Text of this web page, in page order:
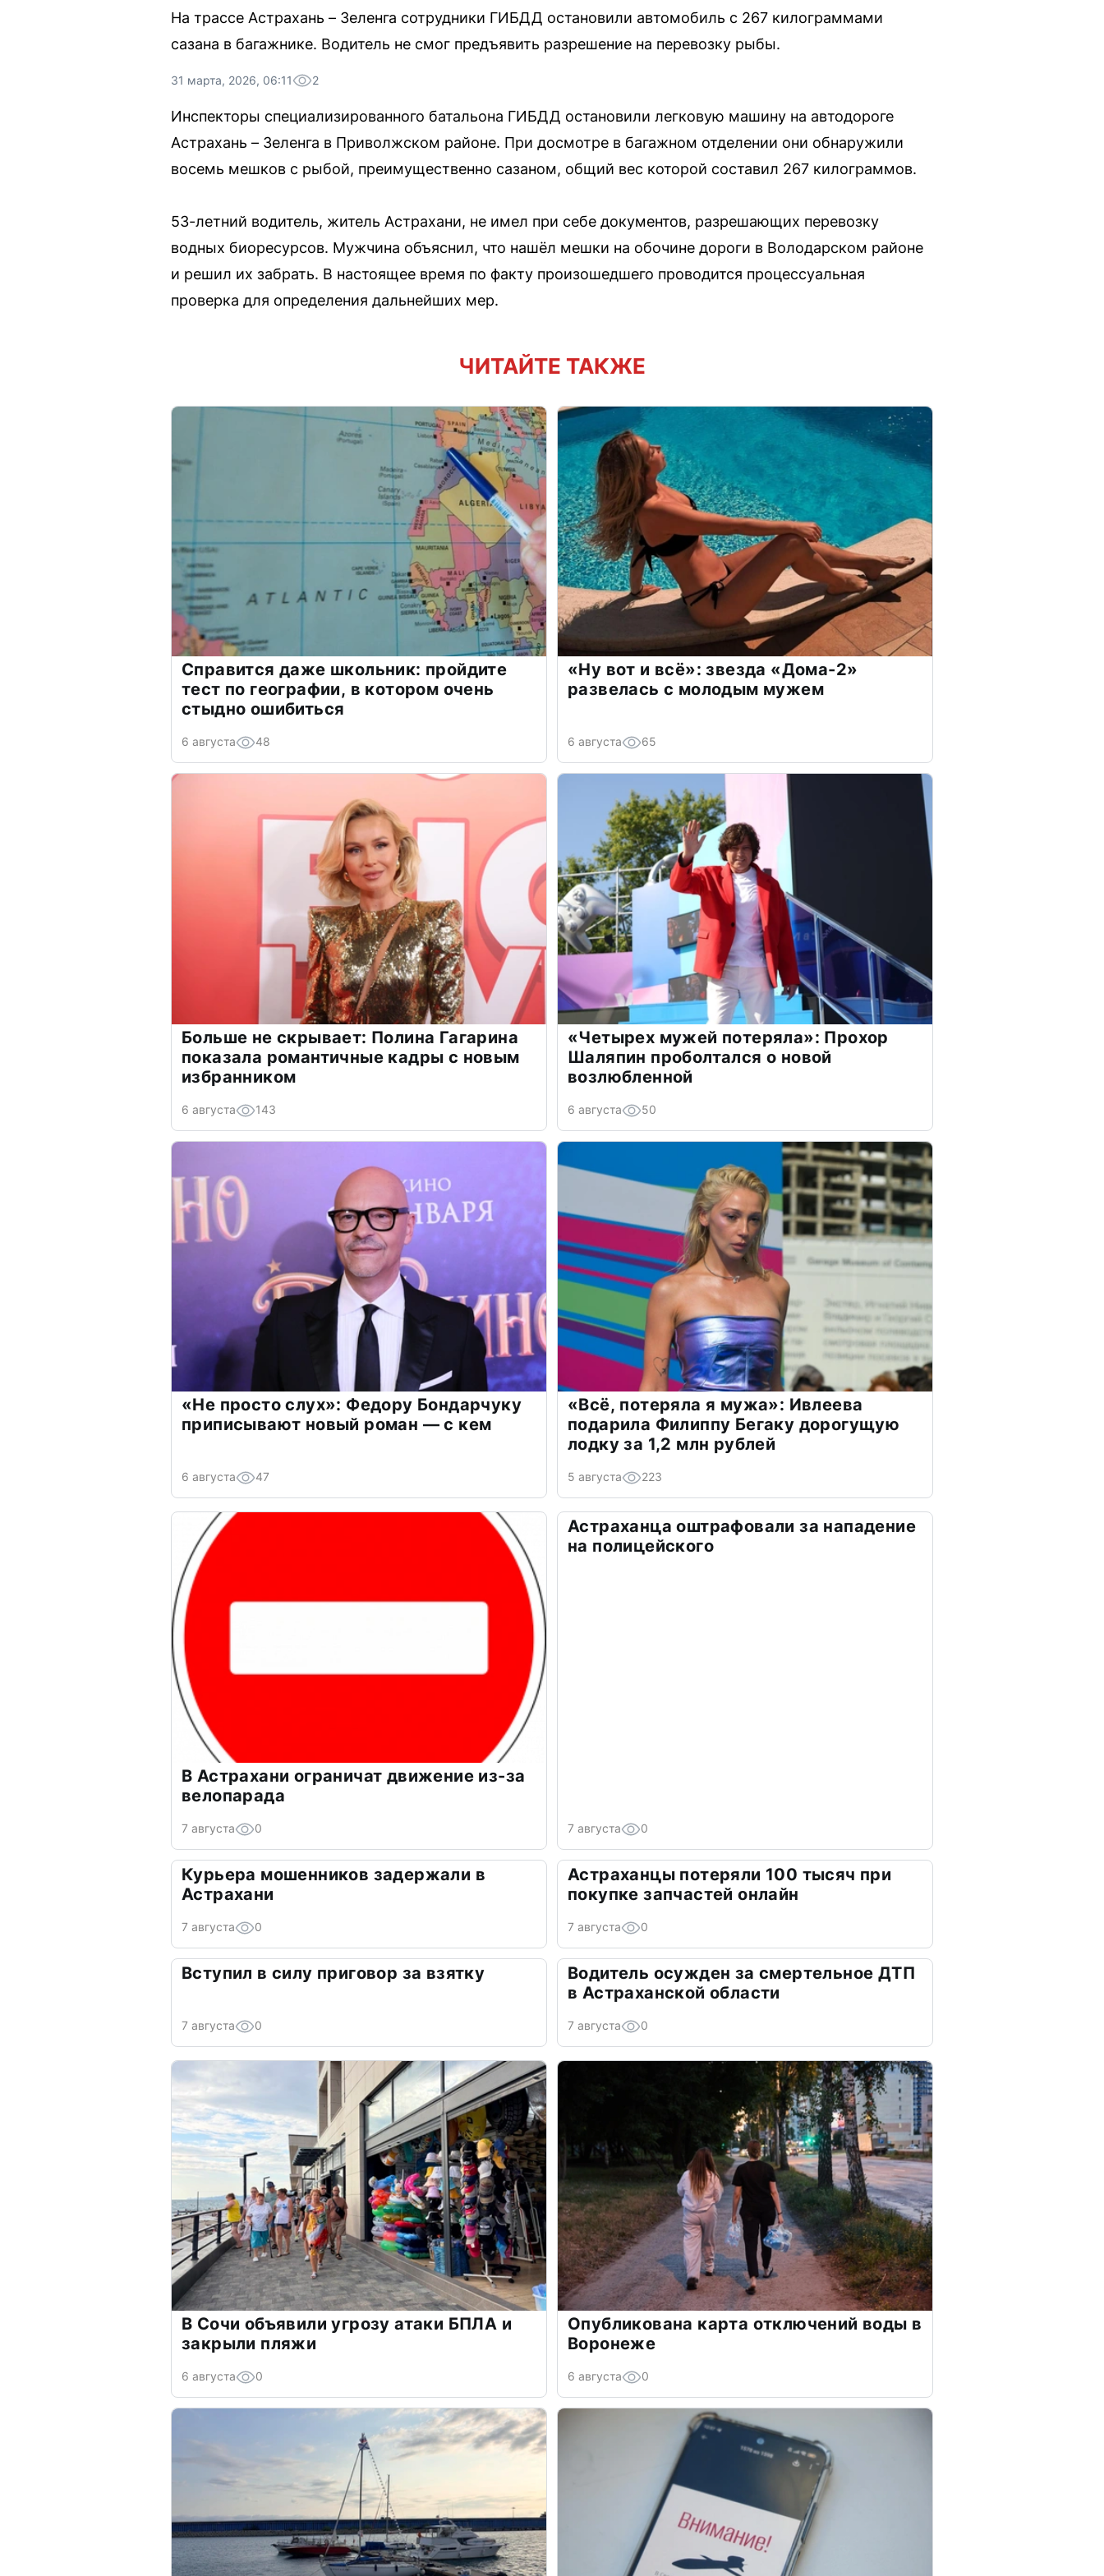
На трассе Астрахань – Зеленга сотрудники ГИБДД остановили автомобиль с 267 килограммами
сазана в багажнике. Водитель не смог предъявить разрешение на перевозку рыбы.
31 марта, 2026, 06:11 2
Инспекторы специализированного батальона ГИБДД остановили легковую машину на автодороге
Астрахань – Зеленга в Приволжском районе. При досмотре в багажном отделении они обнаружили
восемь мешков с рыбой, преимущественно сазаном, общий вес которой составил 267 килограммов.
53-летний водитель, житель Астрахани, не имел при себе документов, разрешающих перевозку
водных биоресурсов. Мужчина объяснил, что нашёл мешки на обочине дороги в Володарском районе
и решил их забрать. В настоящее время по факту произошедшего проводится процессуальная
проверка для определения дальнейших мер.
ЧИТАЙТЕ ТАКЖЕ
Справится даже школьник: пройдите
тест по географии, в котором очень
стыдно ошибиться
6 августа 48
«Ну вот и всё»: звезда «Дома-2»
развелась с молодым мужем
6 августа 65
Больше не скрывает: Полина Гагарина
показала романтичные кадры с новым
избранником
6 августа 143
«Четырех мужей потеряла»: Прохор
Шаляпин проболтался о новой
возлюбленной
6 августа 50
«Не просто слух»: Федору Бондарчуку
приписывают новый роман — с кем
6 августа 47
«Всё, потеряла я мужа»: Ивлеева
подарила Филиппу Бегаку дорогущую
лодку за 1,2 млн рублей
5 августа 223
В Астрахани ограничат движение из-за
велопарада
7 августа 0
Астраханца оштрафовали за нападение
на полицейского
7 августа 0
Курьера мошенников задержали в
Астрахани
7 августа 0
Астраханцы потеряли 100 тысяч при
покупке запчастей онлайн
7 августа 0
Вступил в силу приговор за взятку
7 августа 0
Водитель осужден за смертельное ДТП
в Астраханской области
7 августа 0
В Сочи объявили угрозу атаки БПЛА и
закрыли пляжи
6 августа 0
Опубликована карта отключений воды в
Воронеже
6 августа 0